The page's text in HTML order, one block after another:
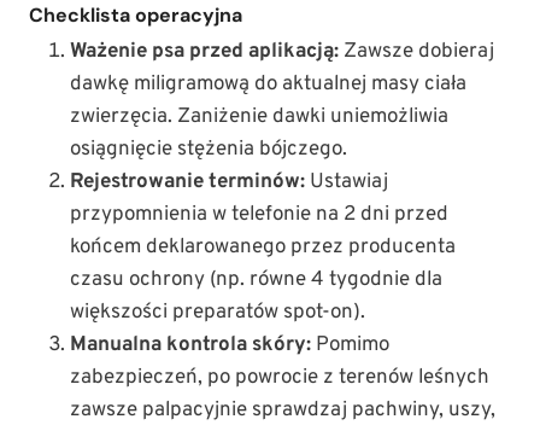
Checklista operacyjna
Ważenie psa przed aplikacją: Zawsze dobieraj
dawkę miligramową do aktualnej masy ciała
zwierzęcia. Zaniżenie dawki uniemożliwia
osiągnięcie stężenia bójczego.
Rejestrowanie terminów: Ustawiaj
przypomnienia w telefonie na 2 dni przed
końcem deklarowanego przez producenta
czasu ochrony (np. równe 4 tygodnie dla
większości preparatów spot-on).
Manualna kontrola skóry: Pomimo
zabezpieczeń, po powrocie z terenów leśnych
zawsze palpacyjnie sprawdzaj pachwiny, uszy,